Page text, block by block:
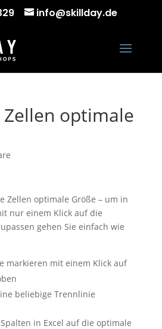
info@skillday.de
Zellen optimale
Zellen optimale Größe – um in
nur einem Klick auf die
gehen Sie einfach wie
markieren mit einem Klick auf
beliebige Trennlinie
in Excel auf die optimale